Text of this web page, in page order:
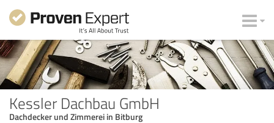
Kessler Dachbau GmbH
Dachdecker und Zimmerei in Bitburg